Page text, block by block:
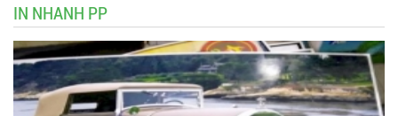
IN NHANH PP